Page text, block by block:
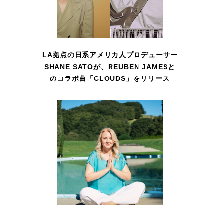
LA拠点の日系アメリカ人プロデューサー
SHANE SATOが、REUBEN JAMESと
のコラボ曲「CLOUDS」をリリース